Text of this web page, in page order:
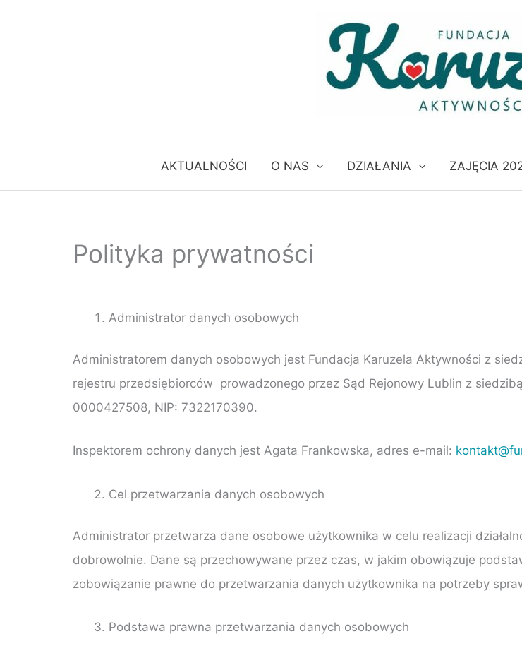
AKTUALNOŚCI O NAS DZIAŁANIA ZAJĘCIA
Polityka prywatności
Administrator danych osobowych
Administratorem danych osobowych jest Fundacja Karuzela Aktywności z
rejestru przedsiębiorców prowadzonego przez Sąd Rejonowy Lublin z
0000427508, NIP: 7322170390.
Inspektorem ochrony danych jest Agata Frankowska, adres e-mail:
Cel przetwarzania danych osobowych
Administrator przetwarza dane osobowe użytkownika w celu realizacji
dobrowolnie. Dane są przechowywane przez czas, w jakim obowiązuje
zobowiązanie prawne do przetwarzania danych użytkownika na potrzeby
Podstawa prawna przetwarzania danych osobowych